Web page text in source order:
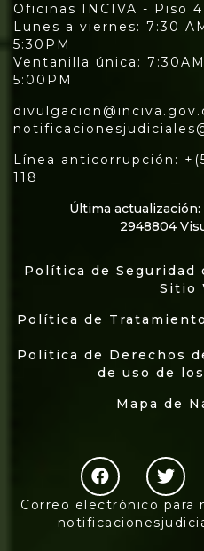
Oficinas INCIVA - Piso 4
Lunes a viernes: 7:30
5:30PM
Ventanilla única:
5:00PM
Línea anticorrupción:
118
Última
2948804
Política de Seguridad
Sitio
Política de
Política de Derechos
de uso de
Mapa de
Correo electrónico para